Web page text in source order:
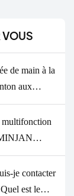
de main à la
aux
:
marque
à un
multifonction
par une
aux
Design
je contacter
est le